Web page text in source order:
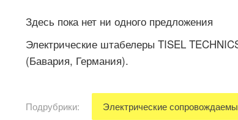
Здесь пока нет ни одного предложения
Электрические штабелеры TISEL
(Бавария, Германия).
Подрубрики: Электрические